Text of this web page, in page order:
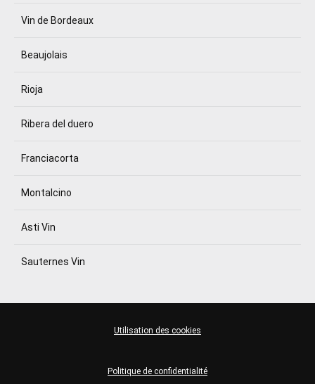
Vin de Bordeaux
Beaujolais
Rioja
Ribera del duero
Franciacorta
Montalcino
Asti Vin
Sauternes Vin
Politique de confidentialité
Utilisation des cookies